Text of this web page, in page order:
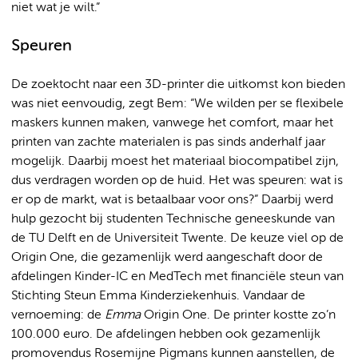
niet wat je wilt.”
Speuren
De zoektocht naar een 3D-printer die uitkomst kon bieden
was niet eenvoudig, zegt Bem: “We wilden per se flexibele
maskers kunnen maken, vanwege het comfort, maar het
printen van zachte materialen is pas sinds anderhalf jaar
mogelijk. Daarbij moest het materiaal biocompatibel zijn,
dus verdragen worden op de huid. Het was speuren: wat is
er op de markt, wat is betaalbaar voor ons?” Daarbij werd
hulp gezocht bij studenten Technische geneeskunde van
de TU Delft en de Universiteit Twente. De keuze viel op de
Origin One, die gezamenlijk werd aangeschaft door de
afdelingen Kinder-IC en MedTech met financiële steun van
Stichting Steun Emma Kinderziekenhuis. Vandaar de
vernoeming: de EmmaOrigin One. De printer kostte zo’n
100.000 euro. De afdelingen hebben ook gezamenlijk
promovendus Rosemijne Pigmans kunnen aanstellen, de